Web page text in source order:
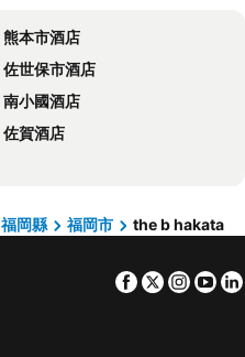
熊本市酒店
佐世保市酒店
南小國酒店
佐賀酒店
福岡縣 福岡市 the b hakata
Facebook
Twitter